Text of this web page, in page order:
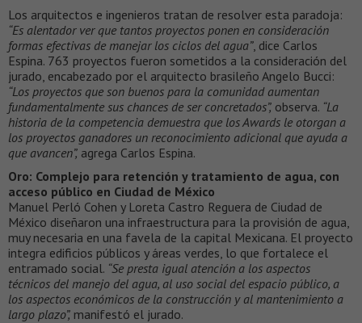
Los arquitectos e ingenieros tratan de resolver esta paradoja:
“Es alentador ver que tantos proyectos ponen en consideración
formas efectivas de manejar los ciclos del agua”, dice Carlos
Espina. 763 proyectos fueron sometidos a la consideración del
jurado, encabezado por el arquitecto brasileño Angelo Bucci:
“Los proyectos que son buenos para la comunidad aumentan
fundamentalmente sus chances de ser concretados”, observa. “La
historia de la competencia demuestra que los Awards le otorgan a
los proyectos ganadores un reconocimiento adicional que ayuda a
que avancen”, agrega Carlos Espina.
Oro: Complejo para retención y tratamiento de agua, con
acceso público en Ciudad de México
Manuel Perló Cohen y Loreta Castro Reguera de Ciudad de
México diseñaron una infraestructura para la provisión de agua,
muy necesaria en una favela de la capital Mexicana. El proyecto
integra edificios públicos y áreas verdes, lo que fortalece el
entramado social. “Se presta igual atención a los aspectos
técnicos del manejo del agua, al uso social del espacio público, a
los aspectos económicos de la construcción y al mantenimiento a
largo plazo”, manifestó el jurado.